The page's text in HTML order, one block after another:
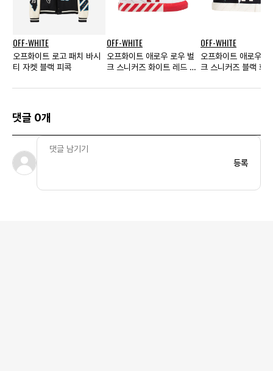
OFF-WHITE
오프화이트 로고 패치 바시
티 자켓 블랙 피콕
OFF-WHITE
오프화이트 애로우 로우 벌
크 스니커즈 화이트 레드 우
OFF-WHITE
오프화이트 애로우
크 스니커즈 블랙 화
댓글 0개
등록